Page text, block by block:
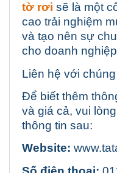
tờ rơi sẽ là một
cao trải nghiệm
và tạo nên sự
cho doanh
Liên hệ với chúng
Để biết thêm
và giá cả, vui
thông tin sau:
Website: